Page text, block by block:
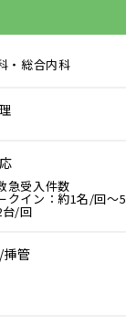
・総合内科
急受入件数
クイン：約1名/回～
/回
挿管